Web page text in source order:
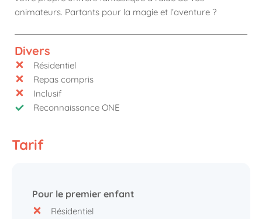
animateurs. Partants pour la magie et l’aventure ?
Divers
Résidentiel
Repas compris
Inclusif
Reconnaissance ONE
Tarif
Pour le premier enfant
Résidentiel